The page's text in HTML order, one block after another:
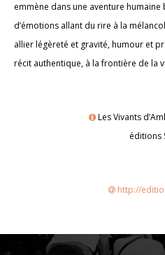
emmène dans une aventure
d’émotions allant du rire à la
allier légèreté et gravité, humour et
récit authentique, à la frontière de la
Les Vivants
éditions
http://